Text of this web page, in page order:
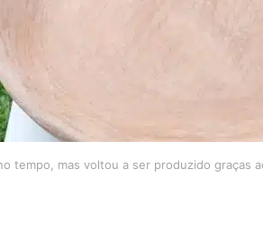
tempo, mas voltou a ser produzido